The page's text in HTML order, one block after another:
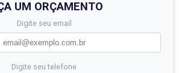
UM ORÇAMENTO
Digite seu email
Digite seu telefone